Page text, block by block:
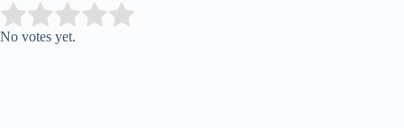
Rate this item:
No votes yet.